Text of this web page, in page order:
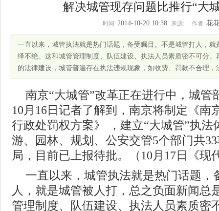
解决城管现存问题比推行“大
时间: 2014-10-20 10:38 来源: 作者: 花
一直以来，城管执法就是热门话题，备受瞩目。不是城管打人，
绎不绝。这和城管管理制度、队伍建设、执法人员素质密不可分
的法律建设，城管普遍存在执法违规现象，如收费、罚款不合理，
南京“大城管”改革正在进行中，城管
10月16日记者了解到，南京将制定《南
行政处罚权方案》 ，建立“大城管”执
游、园林、规划、公安交管5个部门共
局，目前已上报待批。（10月17日《现
一直以来，城管执法就是热门话题，
人，就是城管被人打，总之负面新闻总
管理制度、队伍建设、执法人员素质密